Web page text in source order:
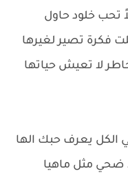
تحب خلود حاول
فكرة تصير لغيرها
لا تعيش حياتها
الكل يعرف حبك الها
مثل ماهيا